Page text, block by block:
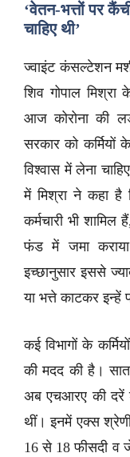
‘वेतन-भत्तों पर
चाहिए थी’
ज्वाइंट कंसल्टेशन
शिव गोपाल मिश्रा
आज कोरोना की
सरकार को
विश्वास में लेना
में मिश्रा ने कहा
कर्मचारी भी
फंड में जमा
इच्छानुसार इससे
या भत्ते काटकर इन्हें
कई विभागों के
की मदद की है।
अब एचआरए की दरें
थीं। इनमें एक्स
16 से 18 फीसदी व